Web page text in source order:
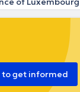
to get informed